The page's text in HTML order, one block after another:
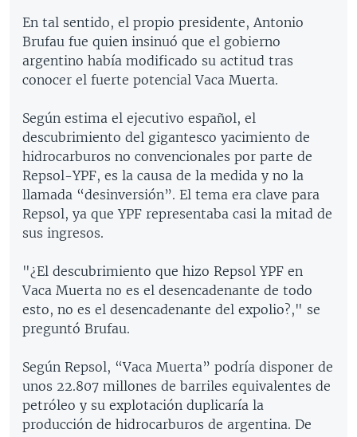
En tal sentido, el propio presidente, Antonio
Brufau fue quien insinuó que el gobierno
argentino había modificado su actitud tras
conocer el fuerte potencial Vaca Muerta.
Según estima el ejecutivo español, el
descubrimiento del gigantesco yacimiento de
hidrocarburos no convencionales por parte de
Repsol-YPF, es la causa de la medida y no la
llamada “desinversión”. El tema era clave para
Repsol, ya que YPF representaba casi la mitad de
sus ingresos.
"¿El descubrimiento que hizo Repsol YPF en
Vaca Muerta no es el desencadenante de todo
esto, no es el desencadenante del expolio?," se
preguntó Brufau.
Según Repsol, “Vaca Muerta” podría disponer de
unos 22.807 millones de barriles equivalentes de
petróleo y su explotación duplicaría la
producción de hidrocarburos de argentina. De